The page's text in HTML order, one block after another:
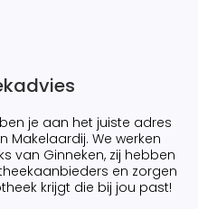
je aan het juiste adres
Makelaardij. We werken
van Ginneken, zij hebben
en zorgen
krijgt die bij jou past!